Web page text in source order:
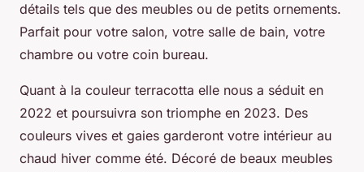
détails tels que des meubles ou de petits ornements.
Parfait pour votre salon, votre salle de bain, votre
chambre ou votre coin bureau.
Quant à la couleur terracotta elle nous a séduit en
2022 et poursuivra son triomphe en 2023. Des
couleurs vives et gaies garderont votre intérieur au
chaud hiver comme été. Décoré de beaux meubles